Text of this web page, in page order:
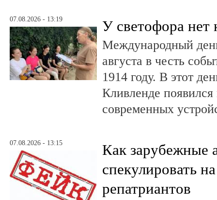
07.08.2026 - 13:19 У светофора нет
Международный
августа в честь
1914 году. В этот
Кливленде
современных
07.08.2026 - 13:15
Как зарубежные
спекулировать
репатриантов